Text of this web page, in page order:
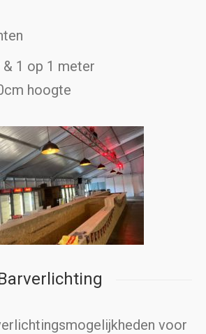
1 op 1 meter
hoogte
voor